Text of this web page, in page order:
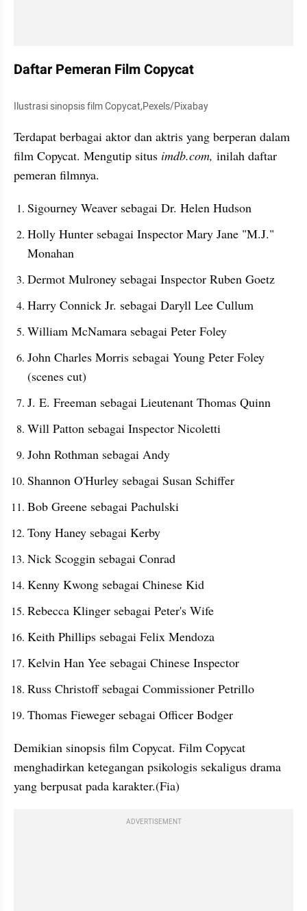
Daftar Pemeran Film Copycat
Ilustrasi sinopsis film Copycat,Pexels/Pixabay
Terdapat berbagai aktor dan aktris yang berperan dalam
film Copycat. Mengutip situs imdb.com, inilah daftar
pemeran filmnya.
Sigourney Weaver sebagai Dr. Helen Hudson
Holly Hunter sebagai Inspector Mary Jane "M.J."
Monahan
Dermot Mulroney sebagai Inspector Ruben Goetz
Harry Connick Jr. sebagai Daryll Lee Cullum
William McNamara sebagai Peter Foley
John Charles Morris sebagai Young Peter Foley
(scenes cut)
J. E. Freeman sebagai Lieutenant Thomas Quinn
Will Patton sebagai Inspector Nicoletti
John Rothman sebagai Andy
Shannon O'Hurley sebagai Susan Schiffer
Bob Greene sebagai Pachulski
Tony Haney sebagai Kerby
Nick Scoggin sebagai Conrad
Kenny Kwong sebagai Chinese Kid
Rebecca Klinger sebagai Peter's Wife
Keith Phillips sebagai Felix Mendoza
Kelvin Han Yee sebagai Chinese Inspector
Russ Christoff sebagai Commissioner Petrillo
Thomas Fieweger sebagai Officer Bodger
Demikian sinopsis film Copycat. Film Copycat
menghadirkan ketegangan psikologis sekaligus drama
yang berpusat pada karakter.(Fia)
ADVERTISEMENT